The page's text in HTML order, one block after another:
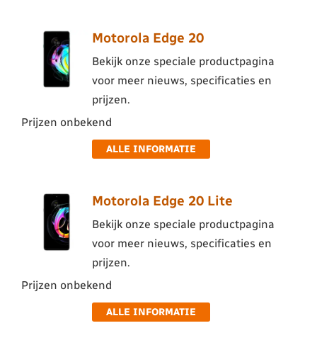
Motorola Edge 20
Bekijk onze speciale productpagina
voor meer nieuws, specificaties en
prijzen.
Prijzen onbekend
ALLE INFORMATIE
Motorola Edge 20 Lite
Bekijk onze speciale productpagina
voor meer nieuws, specificaties en
prijzen.
Prijzen onbekend
ALLE INFORMATIE